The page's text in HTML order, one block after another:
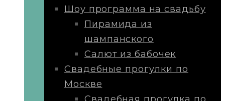
Шоу программа на свадьбу
Пирамида из
шампанского
Салют из бабочек
Свадебные прогулки по
Москве